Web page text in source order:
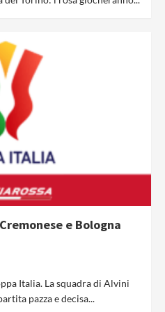
e Bologna
Italia. La squadra di Alvini
pazza e decisa...